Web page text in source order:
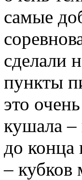
самые
сделали
пункты
это
кушала –
до конца
– кубков